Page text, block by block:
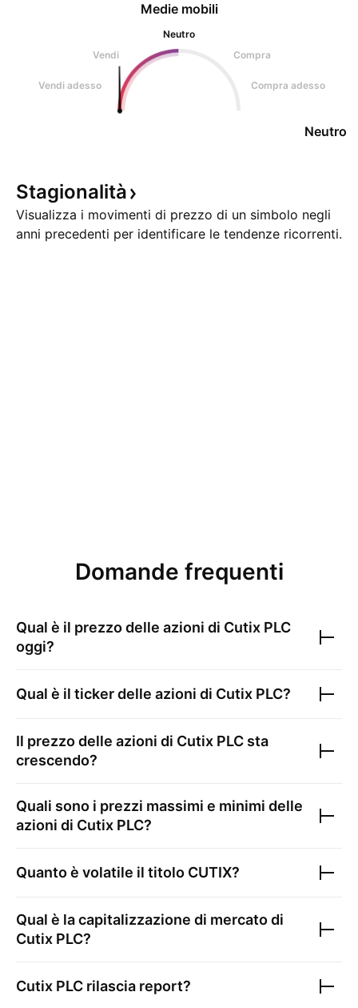
Medie mobili
Neutro
Vendi
Compra
Vendi adesso Compra adesso
Neutro
Stagionalità
Visualizza i movimenti di prezzo di un simbolo negli
anni precedenti per identificare le tendenze ricorrenti.
Domande frequenti
Qual è il prezzo delle azioni di Cutix PLC
oggi?
Qual è il ticker delle azioni di Cutix PLC?
Il prezzo delle azioni di Cutix PLC sta
crescendo?
Quali sono i prezzi massimi e minimi delle
azioni di Cutix PLC?
Quanto è volatile il titolo CUTIX?
Qual è la capitalizzazione di mercato di
Cutix PLC?
Cutix PLC rilascia report?